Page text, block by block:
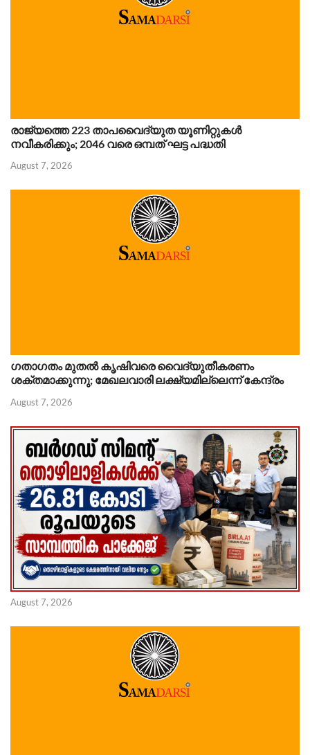
രാജ്യത്തെ 223 താപവൈദ്യുത യൂണിറ്റുകൾ
നവീകരിക്കും; 2046 വരെ ഒമ്പത് ഘട്ട പദ്ധതി
August 7, 2026
ഗതാഗതം മുതൽ കൃഷിവരെ വൈദ്യുതീകരണം
ശക്തമാക്കുന്നു; മേഖലവാരി ലക്ഷ്യമില്ലെന്ന് കേന്ദ്രം
August 7, 2026
August 7, 2026